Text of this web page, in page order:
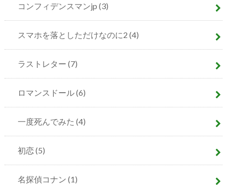
コンフィデンスマンjp (3)
スマホを落としただけなのに2 (4)
ラストレター (7)
ロマンスドール(6)
一度死んでみた (4)
初恋(5)
名探偵コナン (1)